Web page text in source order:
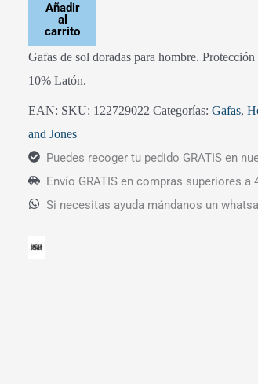
Añadir
al
carrito
Gafas de sol doradas para hombre.
10% Latón.
EAN: SKU: 122729022 Categorías:Gafas,
and Jones
Puedes recoger tu pedido GRATIS en
Envío GRATIS en compras superiores a
Si necesitas ayuda mándanos un